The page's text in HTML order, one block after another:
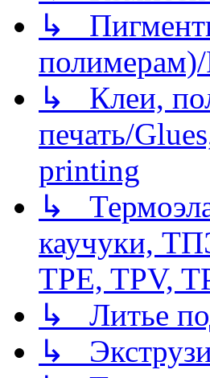
↳
↳ Клеи,
печать/
printing
↳
каучуки,
TPE, TPV,
↳ Литье
↳